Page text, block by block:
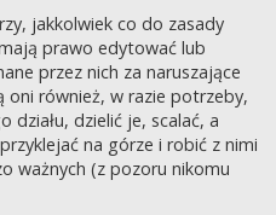
jakkolwiek co do zasady
prawo edytować lub
przez nich za naruszające
oni również, w razie potrzeby,
działu, dzielić je, scalać, a
na górze i robić z nimi
ważnych (z pozoru nikomu